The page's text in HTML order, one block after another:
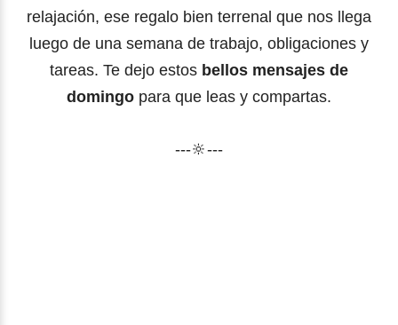
relajación, ese regalo bien terrenal que nos llega
luego de una semana de trabajo, obligaciones y
tareas. Te dejo estos bellos mensajes de
domingo para que leas y compartas.
---🔆---